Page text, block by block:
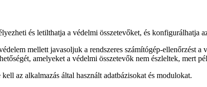
és letilthatja a védelmi összetevőket, és konfigurálhatja
mellett javasoljuk a rendszeres számítógép-ellenőrzést
amelyeket a védelmi összetevők nem észleltek, mert
az alkalmazás által használt adatbázisokat és modulokat.